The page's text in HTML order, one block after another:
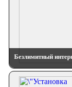
Безлимитный